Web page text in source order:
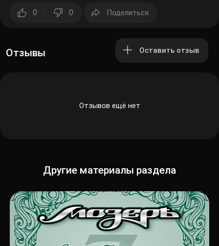
0 0 Поделиться
Отзывы Оставить отзыв
Отзывов ещё нет
Другие материалы раздела